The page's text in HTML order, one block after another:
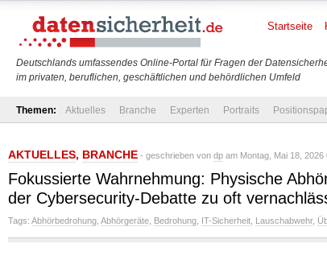
Deutschlands umfassendes Online-Portal für Fragen der
im privaten, beruflichen, geschäftlichen und behördlichen Umfeld
Startseite
Themen: Aktuelles Branche Experten Portraits
AKTUELLES, BRANCHE - geschrieben von dp am Montag, Mai 18, 2026
Fokussierte Wahrnehmung: Physische
der Cybersecurity-Debatte zu oft
Tags: Abhörbedrohung Abhörgeräte Bedrohung IT-Sicherheit Lauschabwehr,